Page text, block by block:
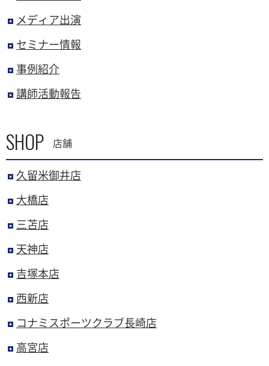
メディア出演
セミナー情報
事例紹介
講師活動報告
SHOP 店舗
久留米御井店
大橋店
三苫店
天神店
吉塚本店
西新店
コナミスポーツクラブ長崎店
高宮店